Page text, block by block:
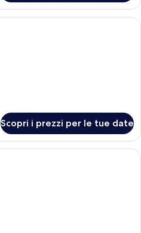
Biancheria da letto di alta qualità,
Scopri i prezzi per le tue date
Biancheria da letto di alta qualità,